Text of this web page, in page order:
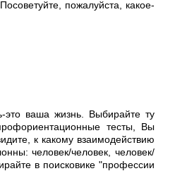
пожалуйста, какое-
ваша жизнь. Выбирайте ту
тесты, Вы
к какому взаимодействию
человек/человек, человек/
в поисковике "профессии